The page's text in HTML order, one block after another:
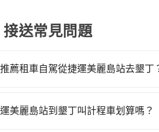
接送常見問題
薦租車自駕從捷運美麗島站去墾丁
來回，那在高雄路邊可隨租隨借
美麗島站到墾丁叫計程車划算嗎？